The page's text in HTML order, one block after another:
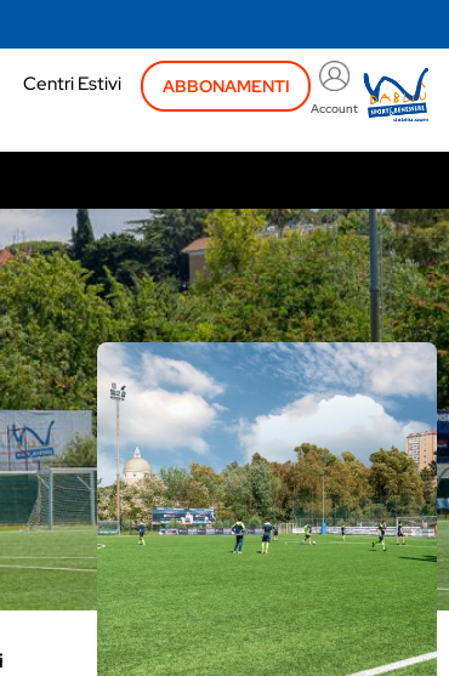
Centri Estivi ABBONAMENTI
Account